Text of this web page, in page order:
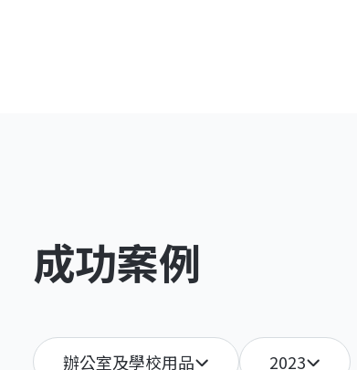
成功案例
辦公室及學校用品 2023